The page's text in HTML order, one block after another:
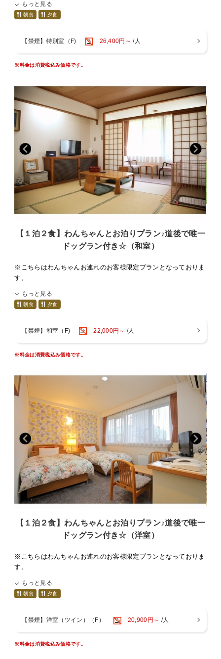
わんちゃんも大事な家族の一員♪道後で思い出を作りたいけど、
いつも家や車の中でお留守番はかわいそう…
プランをご用意いたしました☆
■わんちゃんについて■
意事項に同意していただます。
お客様のご自宅に宿泊同意書を送らせていただきますので、必要
事項をご記入の上
①宿泊同意書
②狂犬病予防注射済証のコピー
③ワクチン注射の接種証明書
以上3枚を宿泊日の当日までにホテル宛(089-931-3301)にFAXし
ていただくか、郵送をお願い致します。
当日お忘れになられた場合はお泊めすることができませんのでご
了承下さい。
※宿泊同意書を送らせていただくご住所をお知らせ下さい。
○宿泊可能なペットの頭数は１部屋あたり中型犬(15Kg以内)２匹
○ペット料金１匹につき3，300円(税込)別途頂きます。
○わんちゃん用アメニティ
ケージ、トイレシート、ウェットティッシュ、粘着クリーナー、
食器、足ふきタオル
ペットカート４台(ご予約は出来ません。貸出は先着順になりま
オリジナルわんちゃん用浴衣
【ご夕食】ひめ御膳
○18:00〜21:00（最終スタート19:30）
〇お部屋で召し上がっていただきます。
〇グループ（２部屋以上）でご宿泊の際、他のお部屋のお連れ様
とご一緒に食べられたい場合は、レストランでのご提供とさせて
いただきます。ご一緒にお部屋食は出来ませんので予めご了承下
さい。
【ご朝食】和定食
〇7:00〜9:00(最終スタート8:30)
〇食堂にて召し上がっていただきます。
ートに乗っていただきます）
一般のお客様もいらっしゃいますので、ご配慮をお願い致しま
わんちゃんの無駄吠え、他のお客様への迷惑行為等がございまし
たら、お部屋やお車にてお留守番して頂きます。
もっと見る
朝食 夕食
【禁煙】特別室（F) 26,400円～ /人
※料金は消費税込み価格です。
【１泊２食】わんちゃんとお泊りプラン♪道後で唯一
ドッグラン付き☆（和室）
※こちらはわんちゃんお連れのお客様限定プランとなっておりま
す。
ます。
いつも家や車の中でお留守番はかわいそう…
ご宿泊のお客様は無料でドッグランをご利用いただけます♪
お願い致します。
※お布団はチェックイン前に敷かせていただいております。
■わんちゃんについて■
必ず「宿泊同意書」をお読み頂き、記載された滞在条件・注意事
項に同意していただます。
お客様のご自宅に宿泊同意書を送らせていただきますので、必要
事項をご記入の上
①宿泊同意書
②狂犬病予防注射済証のコピー
③ワクチン注射の接種証明書
以上3枚を宿泊日の当日までにホテル宛(089-931-3301)にFAXし
当日お忘れになられた場合はお泊めすることができませんのでご
※宿泊同意書を送らせていただくご住所をお知らせ下さい。
までです。
○わんちゃん用アメニティ
・トイレシート
もっと見る
朝食 夕食
【禁煙】和室（F) 22,000円～ /人
※料金は消費税込み価格です。
【１泊２食】わんちゃんとお泊りプラン♪道後で唯一
ドッグラン付き☆（洋室）
※こちらはわんちゃんお連れのお客様限定プランとなっておりま
す。
ます。
いつも家や車の中でお留守番はかわいそう…
ご宿泊のお客様は無料でドッグランをご利用いただけます♪
もっと見る
朝食 夕食
【禁煙】洋室（ツイン）（F） 20,900円～ /人
※料金は消費税込み価格です。